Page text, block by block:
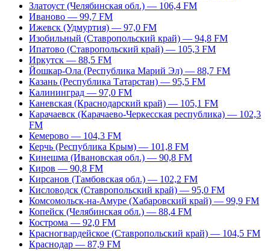
Златоуст (Челябинская обл.) — 106,4 FM
Иваново — 99,7 FM
Ижевск (Удмуртия) — 97,0 FM
Изобильный (Ставропольский край) — 94,8 FM
Ипатово (Ставропольский край) — 105,3 FM
Иркутск — 88,5 FM
Йошкар-Ола (Республика Марий Эл) — 88,7 FM
Казань (Республика Татарстан) — 95,5 FM
Калининград — 97,0 FM
Каневская (Краснодарский край) — 105,1 FM
Карачаевск (Карачаево-Черкесская республика) — 102,3
FM
Кемерово — 104,3 FM
Керчь (Республика Крым) — 101,8 FM
Кинешма (Ивановская обл.) — 90,8 FM
Киров — 90,8 FM
Кирсанов (Тамбовская обл.) — 102,2 FM
Кисловодск (Ставропольский край) — 95,0 FM
Комсомольск-на-Амуре (Хабаровский край) — 99,9 FM
Копейск (Челябинская обл.) — 88,4 FM
Кострома — 92,0 FM
Красногвардейское (Ставропольский край) — 104,5 FM
Краснодар — 87,9 FM